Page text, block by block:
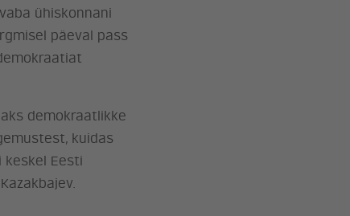
ühiskonnani
päeval pass
demokraatlikke
kuidas
Eesti